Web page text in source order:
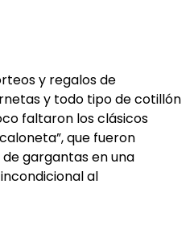
y regalos de
y todo tipo de cotillón
faltaron los clásicos
que fueron
gargantas en una
al